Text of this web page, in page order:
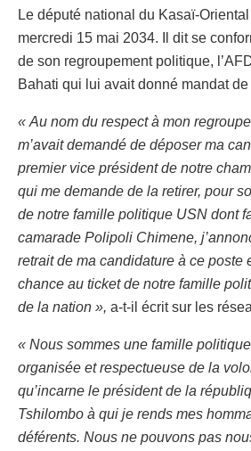
Le député national du Kasaï-
mercredi 15 mai 2034. Il dit se
de son regroupement politique,
Bahati qui lui avait donné mandat
« Au nom du respect à mon
m’avait demandé de déposer ma
premier vice président de notre
qui me demande de la retirer, pour
de notre famille politique USN dont
camarade Polipoli Chimene,
retrait de ma candidature à ce poste
chance au ticket de notre famille
de la nation », a-t-il écrit sur les
« Nous sommes une famille
organisée et respectueuse de la
qu’incarne le président de la
Tshilombo à qui je rends mes
déférents. Nous ne pouvons pas